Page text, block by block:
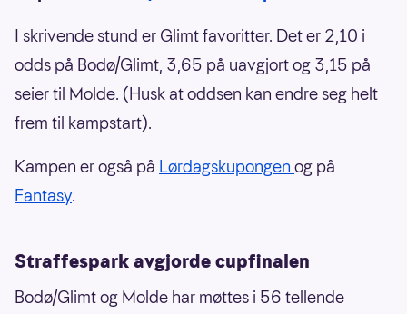
I skrivende stund er Glimt favoritter. Det er 2,10 i
odds på Bodø/Glimt, 3,65 på uavgjort og 3,15 på
seier til Molde. (Husk at oddsen kan endre seg helt
frem til kampstart).
Kampen er også på Lørdagskupongen og på
Fantasy.
Straffespark avgjorde cupfinalen
Bodø/Glimt og Molde har møttes i 56 tellende